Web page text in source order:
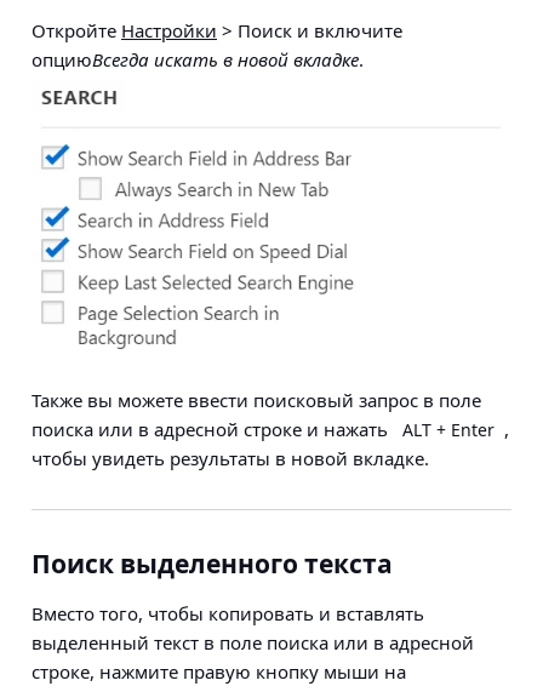
Откройте Настройки > Поиск и включите
опциюВсегда искать в новой вкладке.
Также вы можете ввести поисковый запрос в поле
поиска или в адресной строке и нажать
ALT + Enter ,
чтобы увидеть результаты в новой вкладке.
Поиск выделенного текста
Вместо того, чтобы копировать и вставлять
выделенный текст в поле поиска или в адресной
строке, нажмите правую кнопку мыши на